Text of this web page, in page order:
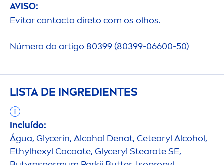
AVISO:
Evitar contacto direto com os olhos.
Número do artigo 80399 (80399-06600-50)
LISTA DE INGREDIENTES
Incluído:
Água, Glycerin, Alcohol Denat, Cetearyl Alcohol,
Ethylhexyl Cocoate, Glyceryl Stearate SE,